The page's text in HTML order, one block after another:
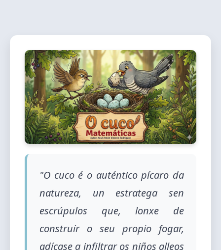
"O cuco é o auténtico pícaro da
natureza, un estratega sen
escrúpulos que, lonxe de
construír o seu propio fogar,
adícase a infiltrar os niños alleos